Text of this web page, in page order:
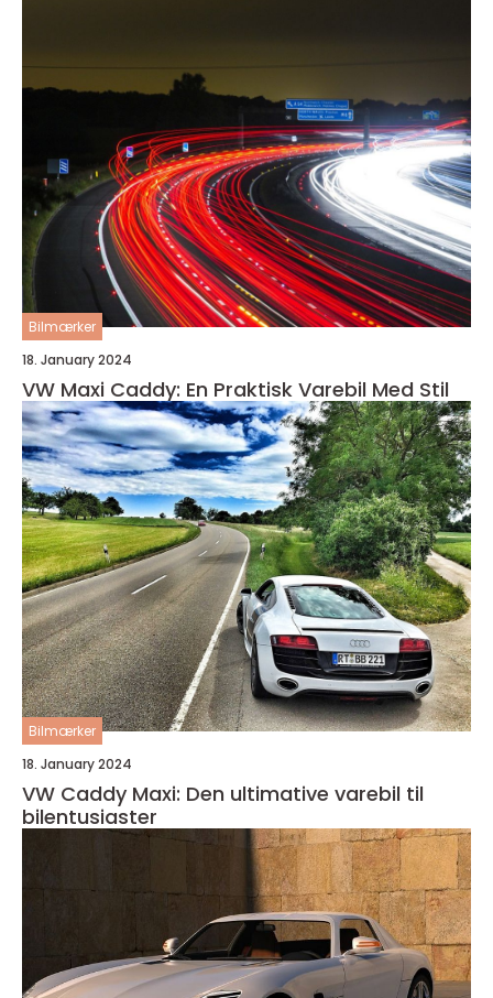
Bilmærker
18. January 2024
VW Maxi Caddy: En Praktisk Varebil Med Stil
Bilmærker
18. January 2024
VW Caddy Maxi: Den ultimative varebil til
bilentusiaster